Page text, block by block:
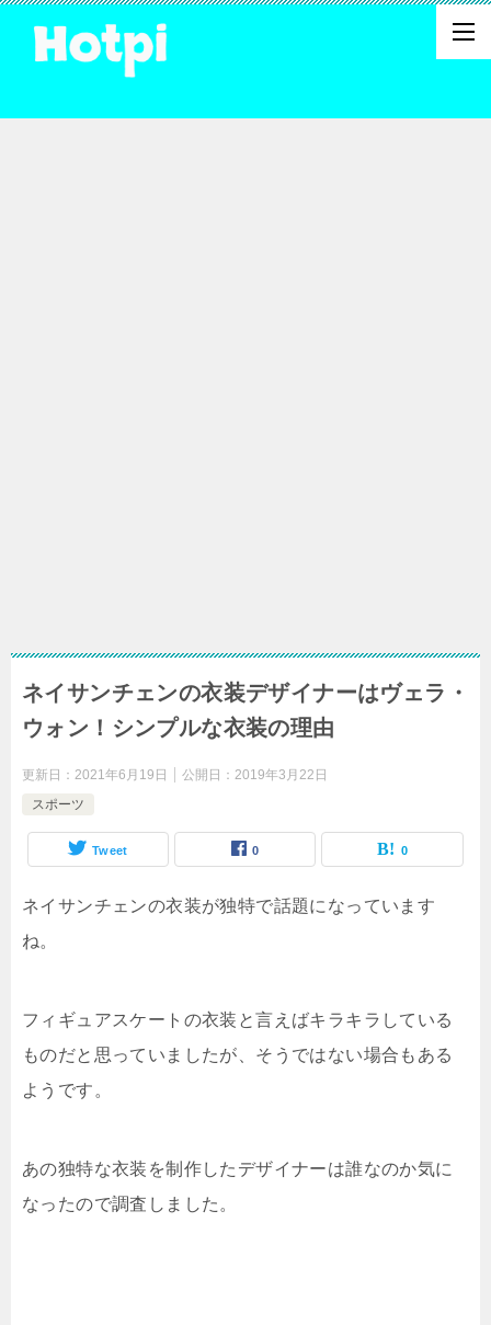
ネイサンチェンの衣装デザイナーはヴェラ・
ウォン！シンプルな衣装の理由
更新日： 2021年6月19日 公開日： 2019年3月22日
スポーツ
Tweet 0 0
ネイサンチェンの衣装が独特で話題になっています
ね。
フィギュアスケートの衣装と言えばキラキラしている
ものだと思っていましたが、そうではない場合もある
ようです。
あの独特な衣装を制作したデザイナーは誰なのか気に
なったので調査しました。